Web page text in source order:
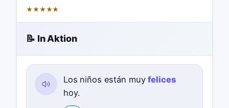
★★★★★
📝 In Aktion
Los niños están muyfelices
hoy.